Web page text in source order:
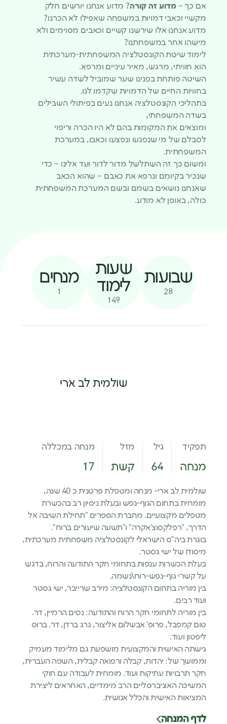
אם כך –מדוע זה קורה? מדוע אנחנו יורשים חלק
מקשיי וכאבי דמויות במשפחה שאפילו לא הכרנו?
מדוע אנחנו אלו שירשנו קשיים וכאבים מסוימים ולא
מישהו אחר במשפחתנו?
לימוד שיטת הקונסטלציה המשפחתית-מערכתית
הוא חוויתי, מרגש, מאיר עיניים ומרפא.
השיטה פותחת בפנינו שער שמוביל לשדה עשיר
בחוויות החיים של הדמויות שקדמו לנו.
בתהליכי הקונסטלציה אנחנו נעים בפיתולי השבילים
בשדה המשפחתי,
ומוצאים את המקומות בהם לא היו הכרה וריפוי
לסבלם של מי שנפגעו ונפצעו וכאבו, במערכת
המשפחתית.
ומשום כך זה השתלשל מדור לדור ועד אלינו – כדי
שנכיר בקיומם ונרפא את כאבם – שהוא הכאב
שאנחנו נושאים בשמם ובשם המערכת המשפחתית
כולה, באופן לא מודע.
שבועות
28
שעות
לימוד
149
מנחים
1
שולמית לב ארי
תפקיד
מנחה
גיל
64
מזל
קשת
מנחה במכללה
17
שולמית לב ארי- מנחה ומטפלת פרטנית כ 40 שנה,
מומחית בתחום הגוף-נפש ובעלת ניסיון רב בהכשרת
מטפלים מקצועיים. מחברת הספרים "תחילת השיבה אל
הדרך, "רפלקסוצ'אקרה" ו"תשעה שיעורים ברוח".
בוגרת ביה"ס הישראלי לקונסטלציה משפחתית מערכתית,
מיסודו של ישי גסטר.
בעלת הכשרות ענפות בתחומי חקר התודעה והרוח, בדגש
על קשרי גוף-נפש-רוח\נשמה.
בין מוריה בתחום הקונסטלציה: מירב שרייבר, ישי גסטר
ועוד רבים.
בין מוריה לתחומי חקר הרוח והתודעה: נסים הרמיין, דר.
טום קמפבל, פרופ' אבשלום אליצור, גרג ברדן, דר. ברוס
ליפטון ועוד.
גישתה האישית והמקצועית מושפעת גם מלימוד מעמיק
וממושך של: יהדות, קבלה ורפואה קבלית, השפה העברית,
חקר תרבויות עתיקות ועוד. מומחית לעבודה עם חוקי
המשיכה האוניברסליים הרב מימדיים, האחראים ליצירת
המציאות האישית והכלל אנושית.
לדף המנחה